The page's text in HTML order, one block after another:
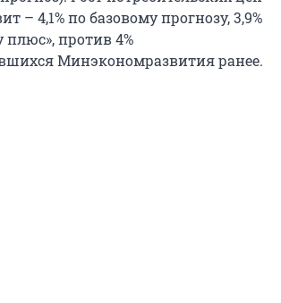
– 4,1% по базовому прогнозу, 3,9%
плюс», против 4%
Минэкономразвития ранее.